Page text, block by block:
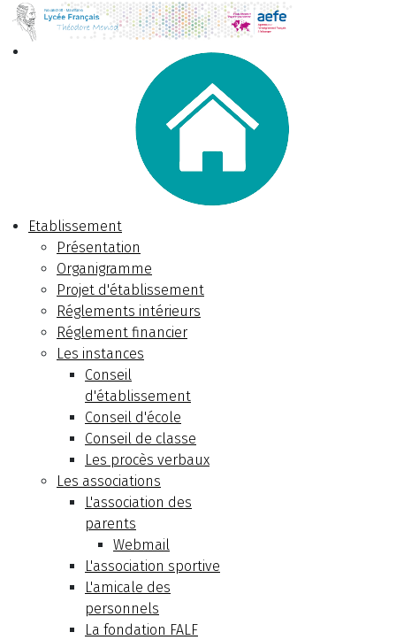
Etablissement
Présentation
Organigramme
Projet d'établissement
Réglements intérieurs
Réglement financier
Les instances
Conseil
d'établissement
Conseil d'école
Conseil de classe
Les procès verbaux
Les associations
L'association des
parents
Webmail
L'association sportive
L'amicale des
personnels
La fondation FALF